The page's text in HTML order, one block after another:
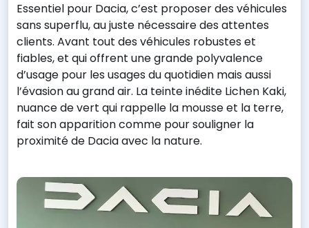
Essentiel pour Dacia, c’est proposer des véhicules
sans superflu, au juste nécessaire des attentes
clients. Avant tout des véhicules robustes et
fiables, et qui offrent une grande polyvalence
d’usage pour les usages du quotidien mais aussi
l’évasion au grand air. La teinte inédite Lichen Kaki,
nuance de vert qui rappelle la mousse et la terre,
fait son apparition comme pour souligner la
proximité de Dacia avec la nature.